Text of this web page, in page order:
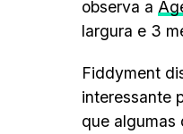
observa a
largura e 3
Fiddyment
interessante
que algumas